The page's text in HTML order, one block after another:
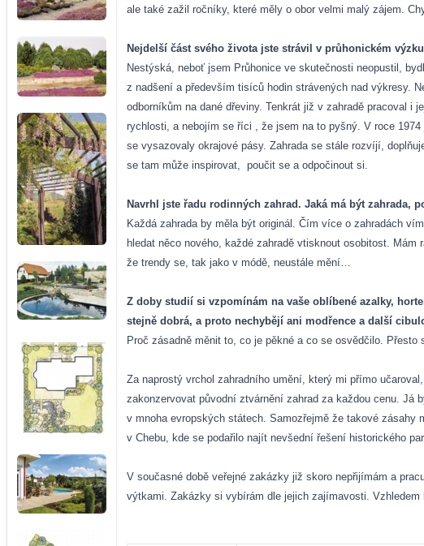
ale také zažil ročníky, které měly o obor velmi malý zájem.
Nejdelší část svého života jste strávil v průhonickém
Nestýská, neboť jsem Průhonice ve skutečnosti neopustil,
z nadšení a především tisíců hodin strávených nad výkresy.
odborníkům na dané dřeviny. Tenkrát již v zahradě pracoval
rychlosti, a nebojím se říci , že jsem na to pyšný. V roce
se vysazovaly okrajové pásy. Zahrada se stále rozvíjí,
se tam může inspirovat,
poučit se a odpočinout si.
Navrhl jste řadu rodinných zahrad. Jaká má být zahrada,
Každá zahrada by měla být originál. Čím více o zahradách
hledat něco nového, každé zahradě vtisknout osobitost.
že trendy se, tak jako v módě, neustále mění…
Z doby studií si vzpomínám na vaše oblíbené azalky,
stejně dobrá, a proto nechybějí ani modřence a další
Proč zásadně měnit to, co je pěkné a co se osvědčilo.
Za naprostý vrchol zahradního umění, který mi přímo
zakonzervovat původní ztvárnění zahrad za každou cenu.
v mnoha evropských státech. Samozřejmě že takové
v Chebu, kde se podařilo najít nevšední řešení historického
V současné době veřejné zakázky již skoro nepřijímám a
výtkami. Zakázky si vybírám dle jejich zajímavosti.